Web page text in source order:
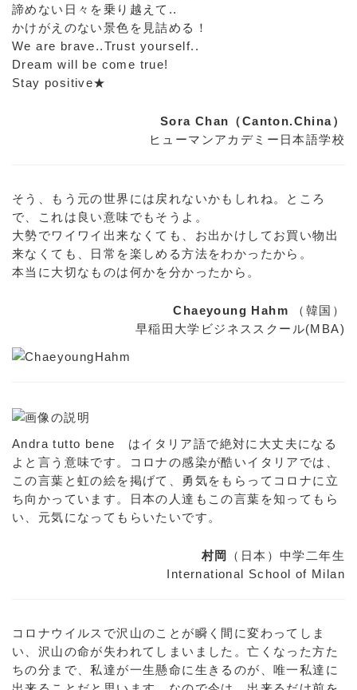
諦めない日々を乗り越えて..
かけがえのない景色を見詰める！
We are brave..Trust yourself..
Dream will be come true!
Stay positive★
Sora Chan（Canton.China）
ヒューマンアカデミー日本語学校
そう、もう元の世界には戻れないかもしれね。ところ
で、これは良い意味でもそうよ。
大勢でワイワイ出来なくても、お出かけしてお買い物出
来なくても、日常を楽しめる方法をわかったから。
本当に大切なものは何かを分かったから。
Chaeyoung Hahm （韓国）
早稲田大学ビジネススクール(MBA)
Andra tutto bene はイタリア語で絶対に大丈夫になる
よと言う意味です。コロナの感染が酷いイタリアでは、
この言葉と虹の絵を掲げて、勇気をもらってコロナに立
ち向かっています。日本の人達もこの言葉を知ってもら
い、元気になってもらいたいです。
村岡
（日本）中学二年生
International School of Milan
コロナウイルスで沢山のことが瞬く間に変わってしま
い、沢山の命が失われてしまいました。亡くなった方た
ちの分まで、私達が一生懸命に生きるのが、唯一私達に